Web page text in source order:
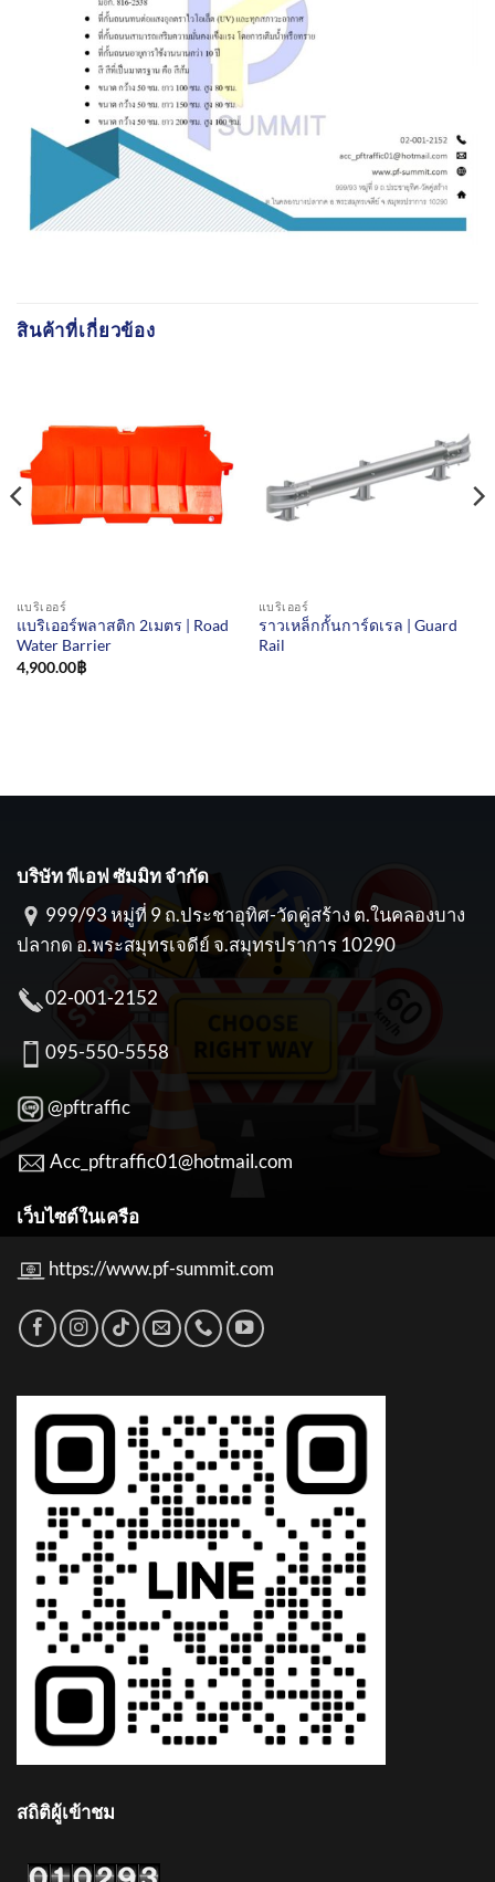
สินค้าที่เกี่ยวข้อง
แบริเออร์
แบริเออร์พลาสติก 2เมตร | Road
Water Barrier
4,900.00฿
แบริเออร์
ราวเหล็กกั้นการ์ดเรล | Guard
Rail
บริษัท พีเอฟ ซัมมิท จำกัด
999/93 หมู่ที่ 9 ถ.ประชาอุทิศ-วัดคู่สร้าง ต.ในคลองบาง
ปลากด อ.พระสมุทรเจดีย์ จ.สมุทรปราการ 10290
02-001-2152
095-550-5558
@pftraffic
Acc_pftraffic01@hotmail.com
เว็บไซต์ในเครือ
https://www.pf-summit.com
สถิติผู้เข้าชม